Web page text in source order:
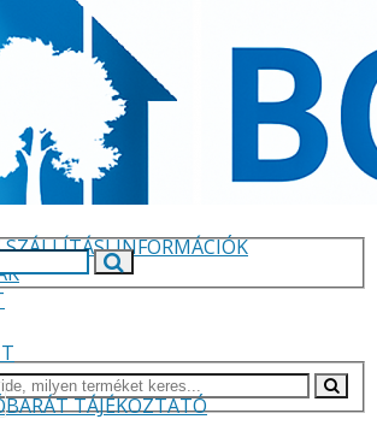
BEMUTATÁSA
SZÁLLÍTÁSI INFORMÁCIÓK
TÁJÉKOZTATÓ